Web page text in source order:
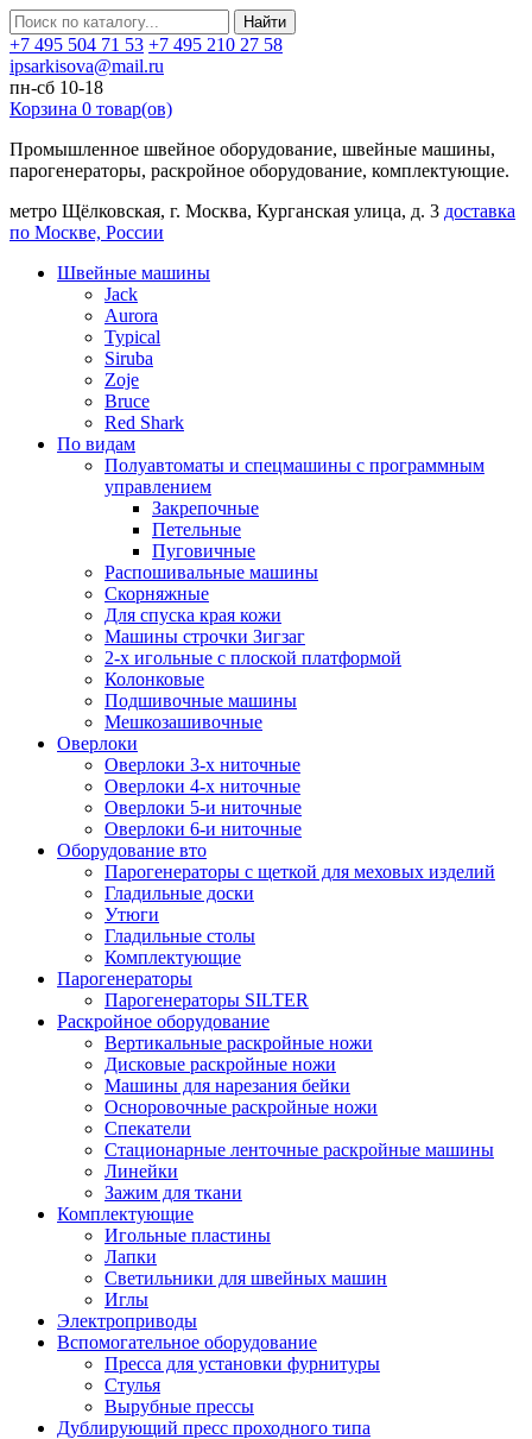
Найти
+7 495 504 71 53 +7 495 210 27 58
ipsarkisova@mail.ru
пн-сб 10-18
Корзина 0 товар(ов)
Промышленное швейное оборудование, швейные машины,
парогенераторы, раскройное оборудование, комплектующие.
метро Щёлковская, г. Москва, Курганская улица, д. 3 доставка
по Москве, России
Швейные машины
Jack
Aurora
Typical
Siruba
Zoje
Bruce
Red Shark
По видам
Полуавтоматы и спецмашины с программным
управлением
Закрепочные
Петельные
Пуговичные
Распошивальные машины
Скорняжные
Для спуска края кожи
Машины строчки Зигзаг
2-х игольные с плоской платформой
Колонковые
Подшивочные машины
Мешкозашивочные
Оверлоки
Оверлоки 3-х ниточные
Оверлоки 4-х ниточные
Оверлоки 5-и ниточные
Оверлоки 6-и ниточные
Оборудование вто
Парогенераторы с щеткой для меховых изделий
Гладильные доски
Утюги
Гладильные столы
Комплектующие
Парогенераторы
Парогенераторы SILTER
Раскройное оборудование
Вертикальные раскройные ножи
Дисковые раскройные ножи
Машины для нарезания бейки
Осноровочные раскройные ножи
Спекатели
Стационарные ленточные раскройные машины
Линейки
Зажим для ткани
Комплектующие
Игольные пластины
Лапки
Светильники для швейных машин
Иглы
Электроприводы
Вспомогательное оборудование
Пресса для установки фурнитуры
Стулья
Вырубные прессы
Дублирующий пресс проходного типа